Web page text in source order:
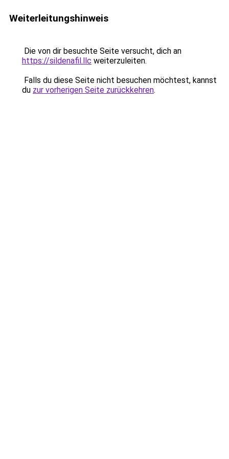
Weiterleitungshinweis
Die von dir besuchte Seite versucht, dich an
https://sildenafil.llc weiterzuleiten.
Falls du diese Seite nicht besuchen möchtest, kannst
du zur vorherigen Seite zurückkehren.